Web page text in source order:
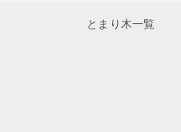
とまり木一覧